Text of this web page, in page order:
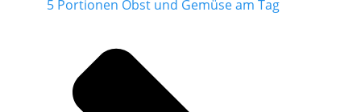
5 Portionen Obst und Gemüse am Tag